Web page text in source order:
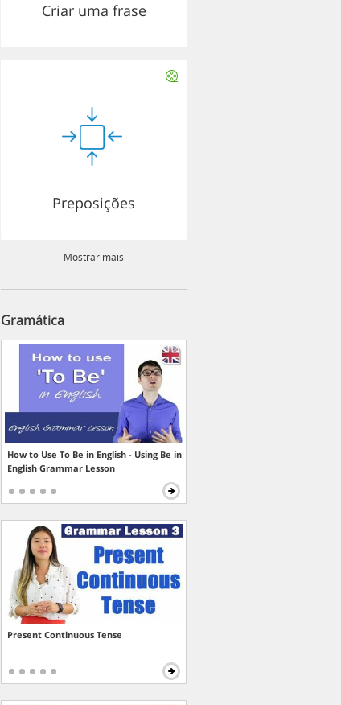
Criar uma frase
Preposições
Mostrar mais
Gramática
How to Use To Be in English - Using Be in
English Grammar Lesson
Present Continuous Tense